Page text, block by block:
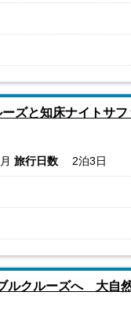
ーズと知床ナイト
旅行日数 2泊3日
ブルクルーズへ 大